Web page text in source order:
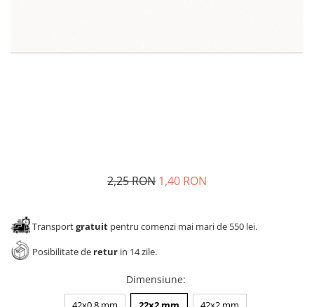
2,25 RON 1,40 RON
Transportgratuit pentru comenzi mai mari de 550 lei.
Posibilitate de retur in 14 zile.
Dimensiune: